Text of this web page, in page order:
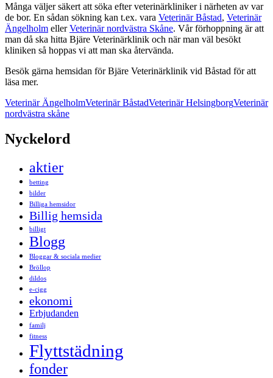
Många väljer säkert att söka efter veterinärkliniker i närheten av var
de bor. En sådan sökning kan t.ex. vara Veterinär Båstad, Veterinär
Ängelholm ellerVeterinär nordvästra Skåne. Vår förhoppning är att
man då ska hitta Bjäre Veterinärklinik och när man väl besökt
kliniken så hoppas vi att man ska återvända.
Besök gärna hemsidan för Bjäre Veterinärklinik vid Båstad för att
läsa mer.
Veterinär ÄngelholmVeterinär BåstadVeterinär HelsingborgVeterinär
nordvästra skåne
Nyckelord
aktier
betting
bilder
Billiga hemsidor
Billig hemsida
billigt
Blogg
Bloggar & sociala medier
Bröllop
dildos
e-cigg
ekonomi
Erbjudanden
familj
fitness
Flyttstädning
fonder